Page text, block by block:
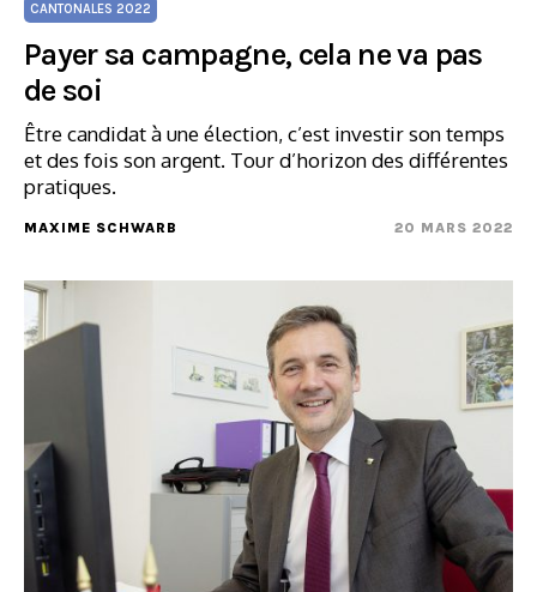
CANTONALES 2022
Payer sa campagne, cela ne va pas
de soi
Être candidat à une élection, c’est investir son temps
et des fois son argent. Tour d’horizon des différentes
pratiques.
MAXIME SCHWARB 20 MARS 2022